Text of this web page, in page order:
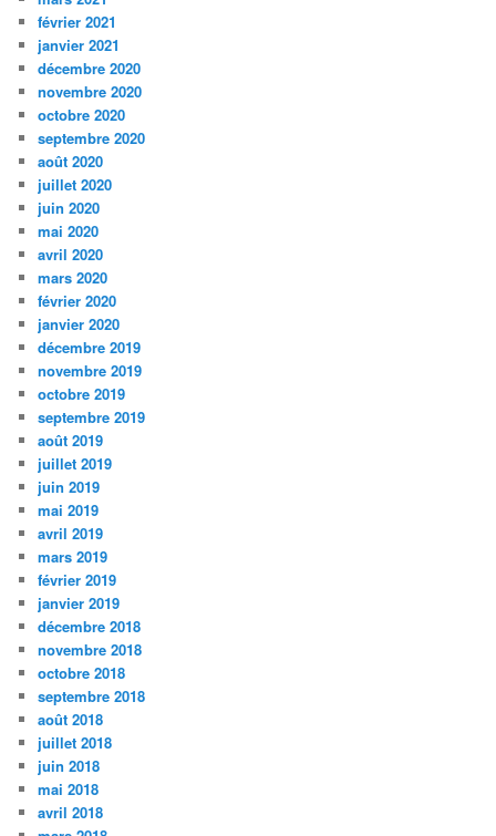
février 2021
janvier 2021
décembre 2020
novembre 2020
octobre 2020
septembre 2020
août 2020
juillet 2020
juin 2020
mai 2020
avril 2020
mars 2020
février 2020
janvier 2020
décembre 2019
novembre 2019
octobre 2019
septembre 2019
août 2019
juillet 2019
juin 2019
mai 2019
avril 2019
mars 2019
février 2019
janvier 2019
décembre 2018
novembre 2018
octobre 2018
septembre 2018
août 2018
juillet 2018
juin 2018
mai 2018
avril 2018